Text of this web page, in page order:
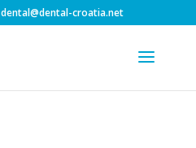
dental@dental-croatia.net